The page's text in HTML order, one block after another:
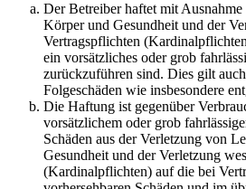
Der Betreiber haftet mit
Körper und Gesundheit und der
Vertragspflichten
ein vorsätzliches oder grob
zurückzuführen sind. Dies gilt
Folgeschäden wie insbesondere
Die Haftung ist gegenüber
vorsätzlichem oder grob
Schäden aus der Verletzung von
Gesundheit und der Verletzung
(Kardinalpflichten) auf die bei